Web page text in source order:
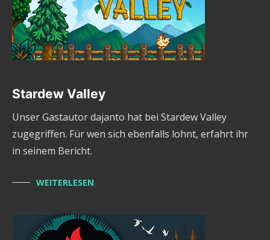
Stardew Valley
Unser Gastautor dajanto hat bei Stardew Valley
zugegriffen. Für wen sich ebenfalls lohnt, erfahrt ihr
in seinem Bericht.
WEITERLESEN